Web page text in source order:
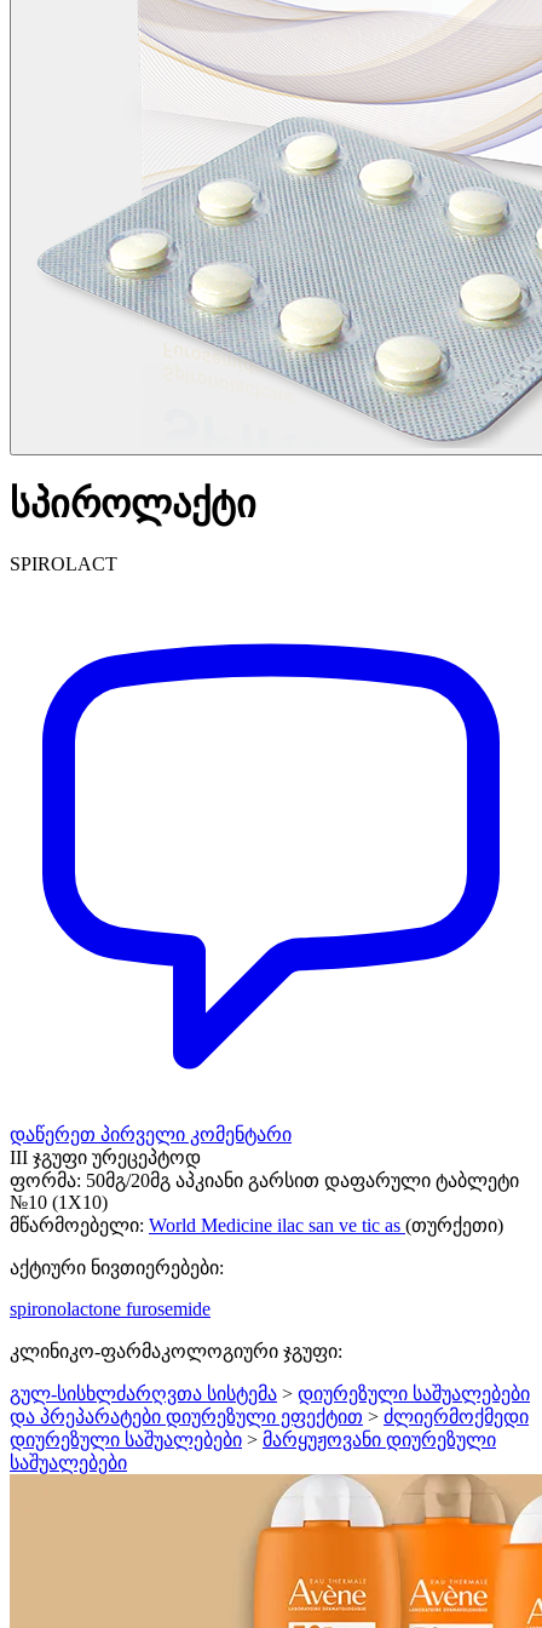
სპიროლაქტი
SPIROLACT
დაწერეთ პირველი კომენტარი
III ჯგუფი ურეცეპტოდ
ფორმა: 50მგ/20მგ აპკიანი გარსით დაფარული ტაბლეტი
№10 (1X10)
მწარმოებელი: World Medicine ilac san ve tic as (თურქეთი)
აქტიური ნივთიერებები:
spironolactone furosemide
კლინიკო-ფარმაკოლოგიური ჯგუფი:
გულ-სისხლძარღვთა სისტემა > დიურეზული საშუალებები
და პრეპარატები დიურეზული ეფექტით > ძლიერმოქმედი
დიურეზული საშუალებები > მარყუჟოვანი დიურეზული
საშუალებები